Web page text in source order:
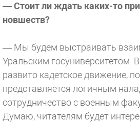
— Стоит ли ждать каких-то
новшеств?
— Мы будем выстраивать
Уральским госуниверситетом.
развито кадетское движение,
представляется логичным
сотрудничество с военным
Думаю, читателям будет